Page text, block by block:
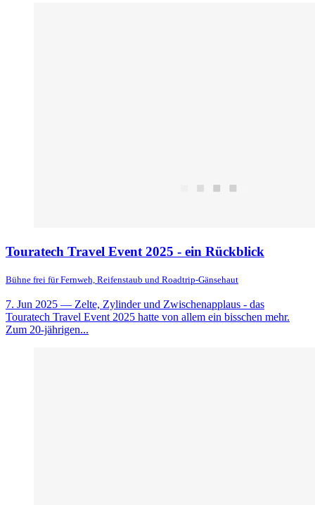
Touratech Travel Event 2025 - ein Rückblick
Bühne frei für Fernweh, Reifenstaub und Roadtrip-Gänsehaut
7. Jun 2025 — Zelte, Zylinder und Zwischenapplaus - das
Touratech Travel Event 2025 hatte von allem ein bisschen mehr.
Zum 20-jährigen...